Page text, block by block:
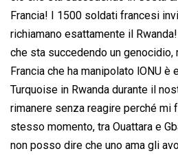
Francia! I 1500 soldati francesi
richiamano esattamente il
che sta succedendo un genocidio,
Francia che ha manipolato lONU
Turquoise in Rwanda durante il
rimanere senza reagire perché mi
stesso momento, tra Ouattara e
non posso dire che uno ama gli